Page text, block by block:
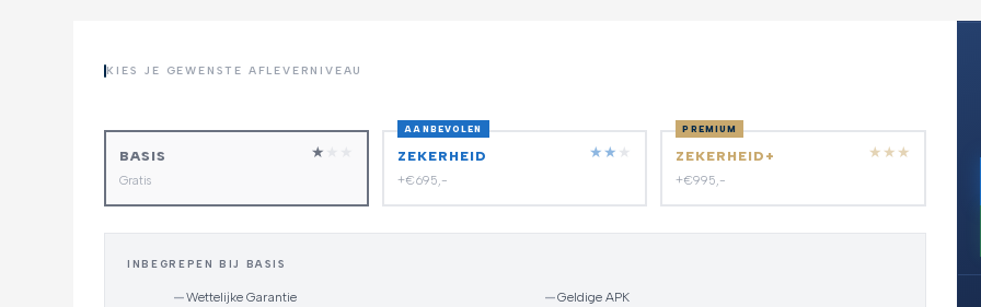
KIES JE GEWENSTE AFLEVERNIVEAU
BASIS
Gratis
★
AANBEVOLEN
ZEKERHEID
+€695,-
★★ ★
PREMIUM
ZEKERHEID+
+€995,-
★ ★ ★
INBEGREPEN BIJ BASIS
—Wettelijke Garantie —Geldige APK